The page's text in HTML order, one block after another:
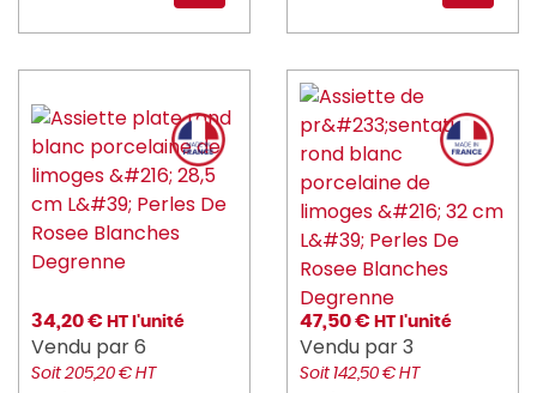
34,20 € HT l'unité
Vendu par 6
Soit 205,20 € HT
47,50 € HT l'unité
Vendu par 3
Soit 142,50 € HT